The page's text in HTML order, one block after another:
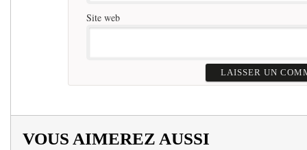
Site web
VOUS AIMEREZ AUSSI